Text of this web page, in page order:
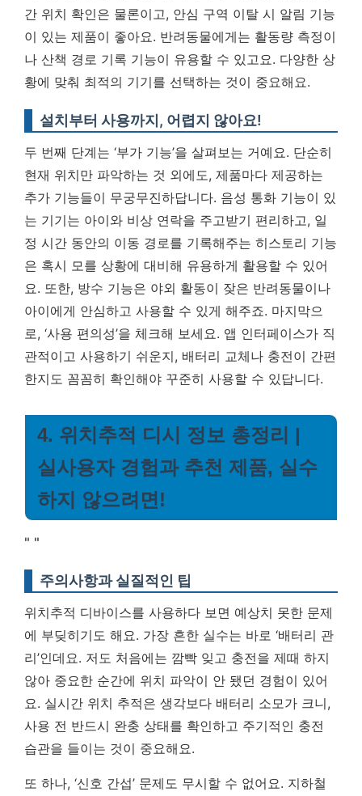
간 위치 확인은 물론이고, 안심 구역 이탈 시 알림 기능
이 있는 제품이 좋아요. 반려동물에게는 활동량 측정이
나 산책 경로 기록 기능이 유용할 수 있고요. 다양한 상
황에 맞춰 최적의 기기를 선택하는 것이 중요해요.
설치부터 사용까지, 어렵지 않아요!
두 번째 단계는 ‘부가 기능’을 살펴보는 거예요. 단순히
현재 위치만 파악하는 것 외에도, 제품마다 제공하는
추가 기능들이 무궁무진하답니다. 음성 통화 기능이 있
는 기기는 아이와 비상 연락을 주고받기 편리하고, 일
정 시간 동안의 이동 경로를 기록해주는 히스토리 기능
은 혹시 모를 상황에 대비해 유용하게 활용할 수 있어
요. 또한, 방수 기능은 야외 활동이 잦은 반려동물이나
아이에게 안심하고 사용할 수 있게 해주죠. 마지막으
로, ‘사용 편의성’을 체크해 보세요. 앱 인터페이스가 직
관적이고 사용하기 쉬운지, 배터리 교체나 충전이 간편
한지도 꼼꼼히 확인해야 꾸준히 사용할 수 있답니다.
4. 위치추적 디시 정보 총정리 |
실사용자 경험과 추천 제품, 실수
하지 않으려면!
" "
주의사항과 실질적인 팁
위치추적 디바이스를 사용하다 보면 예상치 못한 문제
에 부딪히기도 해요. 가장 흔한 실수는 바로 ‘배터리 관
리’인데요. 저도 처음에는 깜빡 잊고 충전을 제때 하지
않아 중요한 순간에 위치 파악이 안 됐던 경험이 있어
요. 실시간 위치 추적은 생각보다 배터리 소모가 크니,
사용 전 반드시 완충 상태를 확인하고 주기적인 충전
습관을 들이는 것이 중요해요.
또 하나, ‘신호 간섭’ 문제도 무시할 수 없어요. 지하철